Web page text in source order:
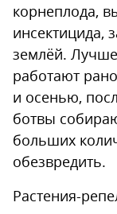
корнеплода,
инсектицида,
землёй.
работают
и осенью,
ботвы
больших
обезвредить.
Растения-